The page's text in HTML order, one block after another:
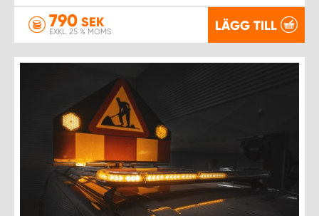
790 SEK
EXKL. 25 % MOMS LÄGG TILL
WORK SYSTEM STAFFANSTORP
WORK SYSTEM STOCKHOLM SYD
WORK SYSTEM SUNDSVALL
WORK SYSTEM TRESTAD
WORK SYSTEM UMEÅ